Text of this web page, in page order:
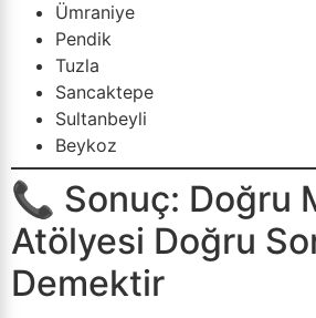
Ümraniye
Pendik
Tuzla
Sancaktepe
Sultanbeyli
Beykoz
📞 Sonuç: Doğru
Atölyesi Doğru
Demektir